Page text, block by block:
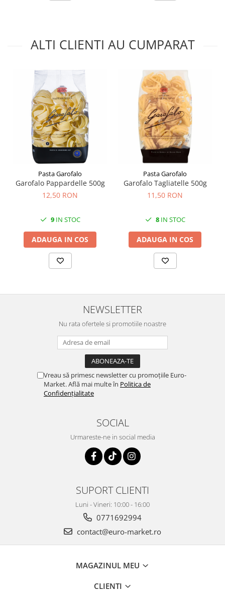
ALTI CLIENTI AU CUMPARAT
Pasta Garofalo
Garofalo Pappardelle 500g
12,50 RON
9IN STOC
ADAUGA IN COS
Pasta Garofalo
Garofalo Tagliatelle 500g
11,50 RON
8IN STOC
ADAUGA IN COS
NEWSLETTER
Nu rata ofertele si promotiile noastre
Vreau să primesc newsletter cu promoțiile Euro-
Market. Află mai multe în Politica de
Confidențialitate
SOCIAL
Urmareste-ne in social media
SUPORT CLIENTI
Luni - Vineri: 10:00 - 16:00
0771692994
contact@euro-market.ro
MAGAZINUL MEU
CLIENTI